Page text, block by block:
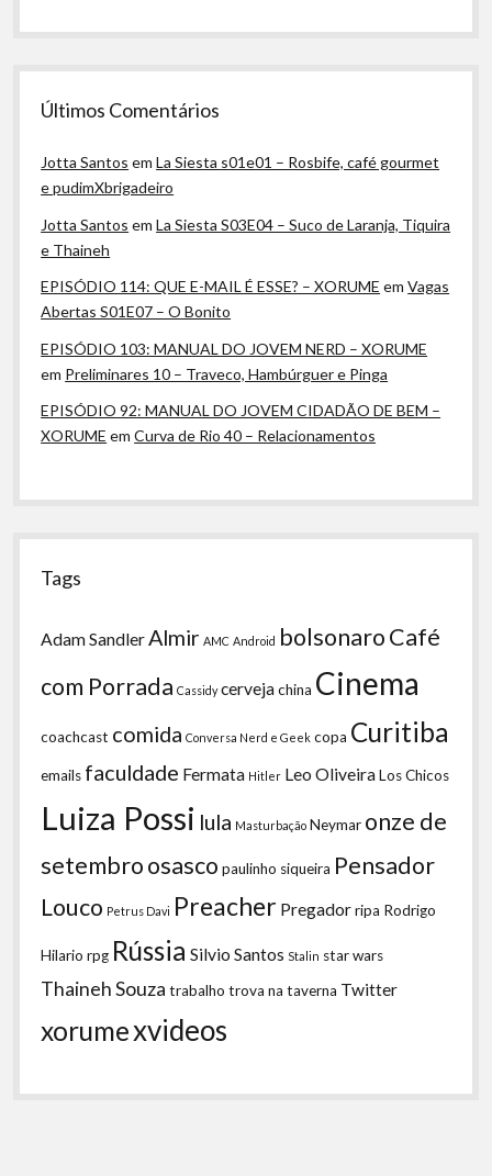
Últimos Comentários
Jotta Santos emLa Siesta s01e01 – Rosbife, café gourmet
e pudimXbrigadeiro
Jotta Santos emLa Siesta S03E04 – Suco de Laranja, Tiquira
e Thaineh
EPISÓDIO 114: QUE E-MAIL É ESSE? – XORUME emVagas
Abertas S01E07 – O Bonito
EPISÓDIO 103: MANUAL DO JOVEM NERD – XORUME
em Preliminares 10 – Traveco, Hambúrguer e Pinga
EPISÓDIO 92: MANUAL DO JOVEM CIDADÃO DE BEM –
XORUME emCurva de Rio 40 – Relacionamentos
Tags
Adam Sandler Almir AMC Android bolsonaroCafé
com Porrada Cassidy cervejachina Cinema
coachcast comida Conversa Nerd e Geek copa Curitiba
emails faculdade Fermata Hitler Leo OliveiraLos Chicos
Luiza Possi lula Masturbação Neymar onze de
setembroosasco paulinho siqueira Pensador
Louco Petrus Davi Preacher Pregadorripa Rodrigo
Hilario rpg Rússia Silvio Santos Stalin star wars
Thaineh Souza trabalho trova na taverna Twitter
xorumexvideos